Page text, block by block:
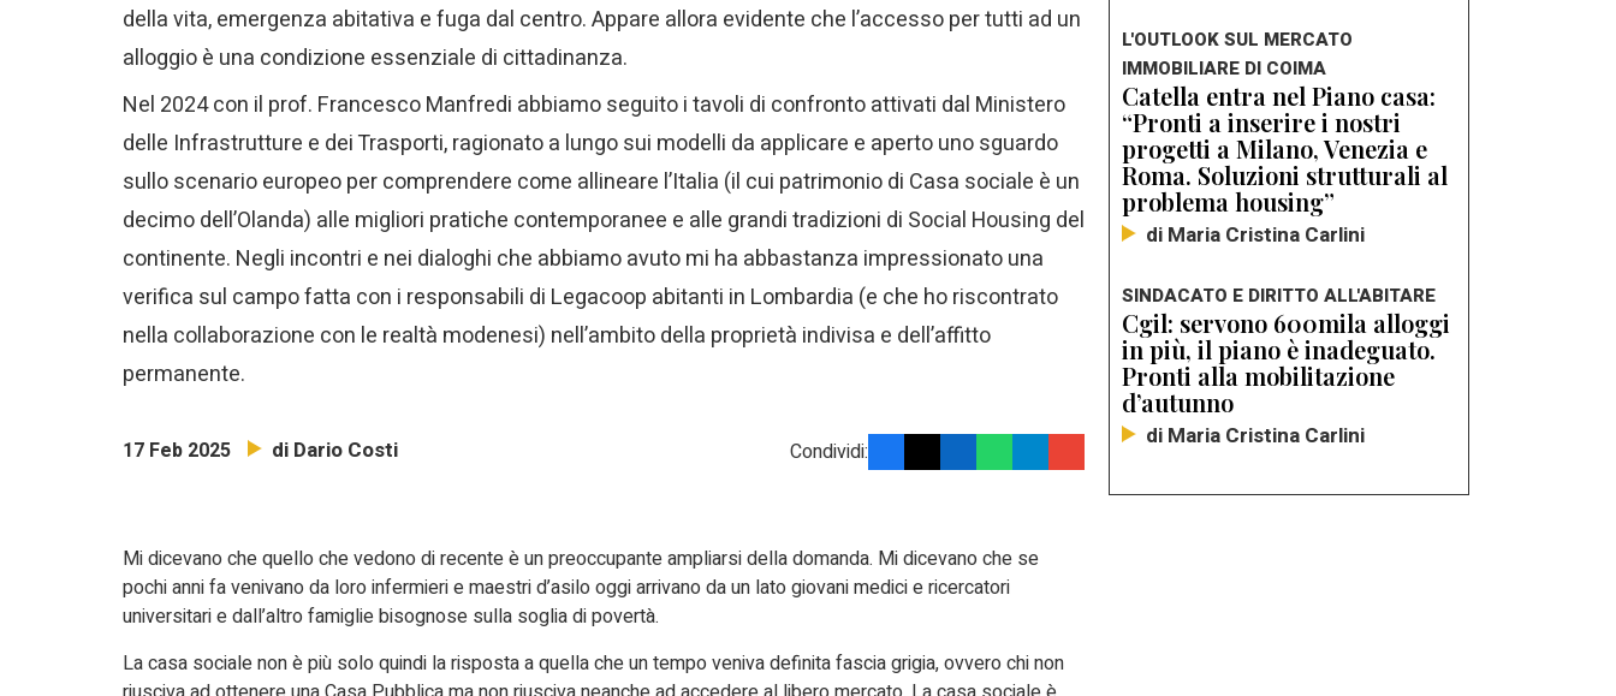
della vita, emergenza abitativa e fuga dal centro. Appare allora evidente che l’accesso per tutti ad un
alloggio è una condizione essenziale di cittadinanza.
Nel 2024 con il prof. Francesco Manfredi abbiamo seguito i tavoli di confronto attivati dal Ministero
delle Infrastrutture e dei Trasporti, ragionato a lungo sui modelli da applicare e aperto uno sguardo
sullo scenario europeo per comprendere come allineare l’Italia (il cui patrimonio di Casa sociale è un
decimo dell’Olanda) alle migliori pratiche contemporanee e alle grandi tradizioni di Social Housing del
continente. Negli incontri e nei dialoghi che abbiamo avuto mi ha abbastanza impressionato una
verifica sul campo fatta con i responsabili di Legacoop abitanti in Lombardia (e che ho riscontrato
nella collaborazione con le realtà modenesi) nell’ambito della proprietà indivisa e dell’affitto
permanente.
17 Feb 2025 di Dario Costi Condividi:
Mi dicevano che quello che vedono di recente è un preoccupante ampliarsi della domanda. Mi dicevano che se
pochi anni fa venivano da loro infermieri e maestri d’asilo oggi arrivano da un lato giovani medici e ricercatori
universitari e dall’altro famiglie bisognose sulla soglia di povertà.
La casa sociale non è più solo quindi la risposta a quella che un tempo veniva definita fascia grigia, ovvero chi non
L'OUTLOOK SUL MERCATO
IMMOBILIARE DI COIMA
Catella entra nel Piano casa:
“Pronti a inserire i nostri
progetti a Milano, Venezia e
Roma. Soluzioni strutturali al
problema housing”
di Maria Cristina Carlini
SINDACATO E DIRITTO ALL'ABITARE
Cgil: servono 600mila alloggi
in più, il piano è inadeguato.
Pronti alla mobilitazione
d’autunno
di Maria Cristina Carlini